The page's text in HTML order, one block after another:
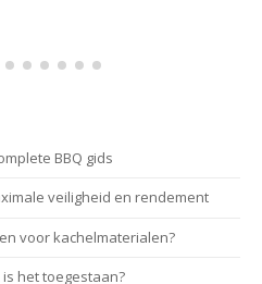
BBQ gids
veiligheid en rendement
voor kachelmaterialen?
het toegestaan?